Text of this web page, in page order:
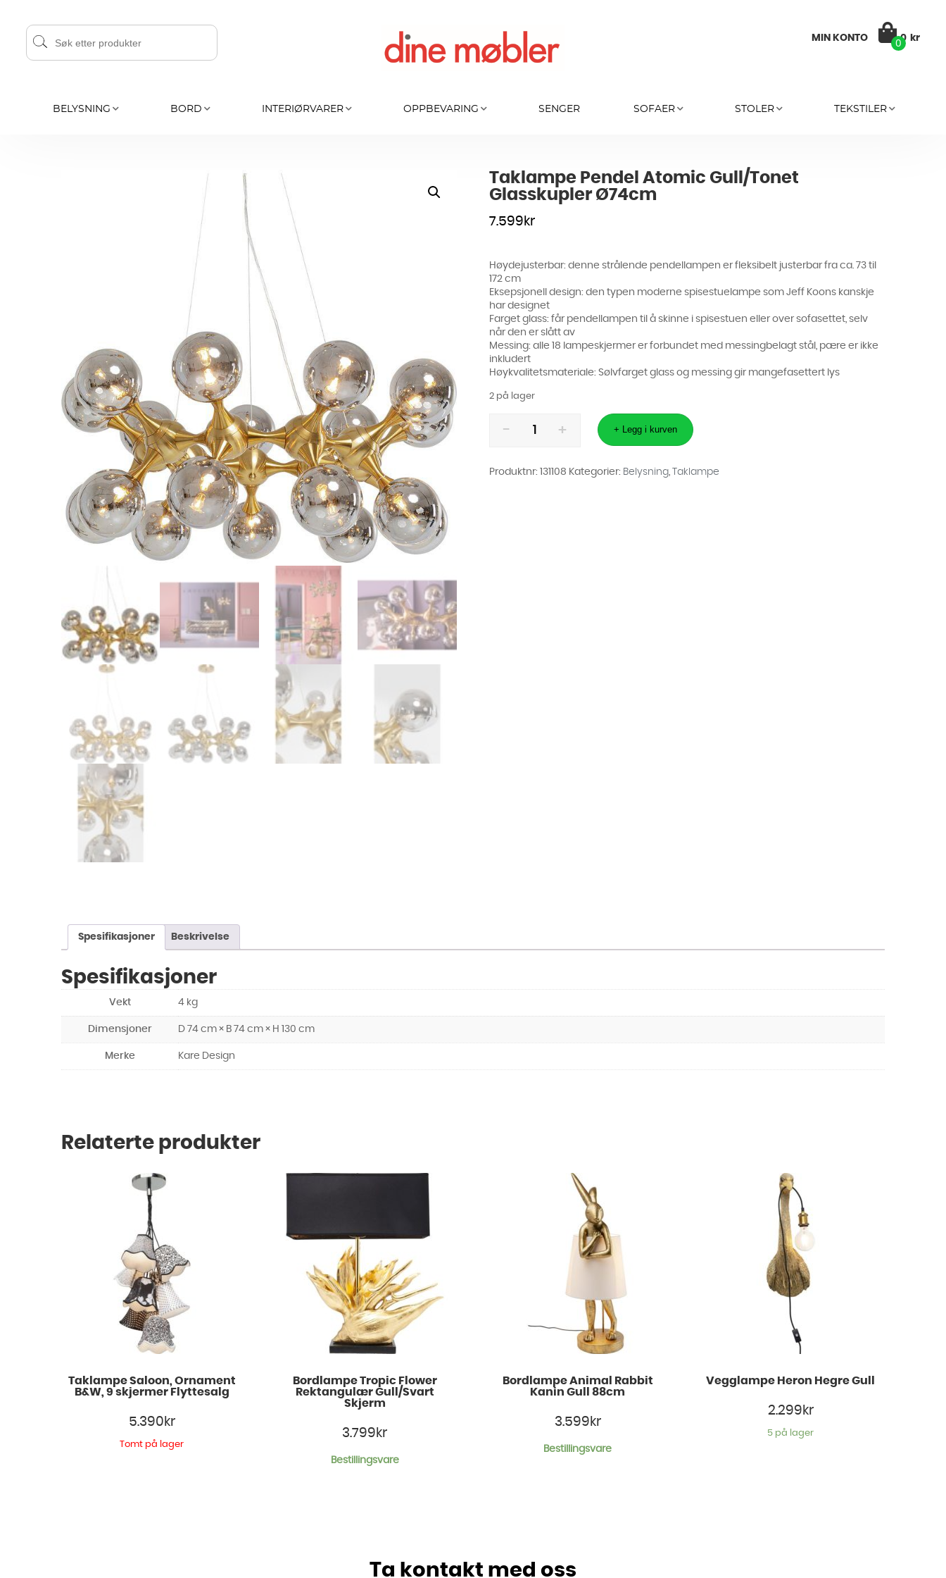
MIN KONTO
0
0 kr
BELYSNING BORD INTERIØRVARER OPPBEVARING SENGER SOFAER STOLER TEKSTILER
Taklampe Pendel Atomic Gull/Tonet
Glasskupler Ø74cm
7.599 kr
Høydejusterbar: denne strålende pendellampen er fleksibelt justerbar fra ca. 73 til
172 cm
Eksepsjonell design: den typen moderne spisestuelampe som Jeff Koons kanskje
har designet
Farget glass: får pendellampen til å skinne i spisestuen eller over sofasettet, selv
når den er slått av
Messing: alle 18 lampeskjermer er forbundet med messingbelagt stål, pære er ikke
inkludert
Høykvalitetsmateriale: Sølvfarget glass og messing gir mangefasettert lys
2 på lager
Pendel
Ø74cm
antall
+ Legg i kurven
Produktnr: 131108 Kategorier: Belysning, Taklampe
Spesifikasjoner Beskrivelse
Spesifikasjoner
Vekt 4 kg
Dimensjoner D 74 cm × B 74 cm × H 130 cm
Merke Kare Design
Relaterte produkter
Taklampe Saloon, Ornament
B&W, 9 skjermer Flyttesalg
5.390 kr
Tomt på lager
Bordlampe Tropic Flower
Rektangulær Gull/Svart
Skjerm
3.799 kr
Bestillingsvare
Bordlampe Animal Rabbit
Kanin Gull 88cm
3.599 kr
Bestillingsvare
Vegglampe Heron Hegre Gull
2.299 kr
5 på lager
Ta kontakt med oss